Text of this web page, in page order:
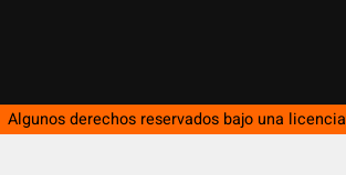
Algunos derechos reservados bajo una licencia